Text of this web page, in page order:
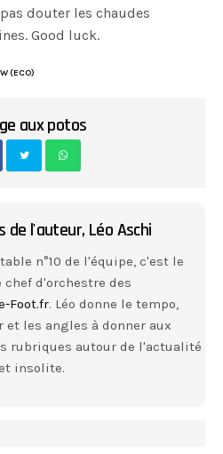
douter les chaudes
Good luck.
(ECO)
aux potos
de l'auteur, Léo Aschi
n°10 de l'équipe, c'est le
d'orchestre des
Foot.fr. Léo donne le tempo,
les angles à donner aux
rubriques autour de l'actualité
insolite.